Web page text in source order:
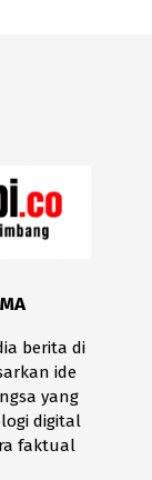
berita di
ide
yang
digital
faktual